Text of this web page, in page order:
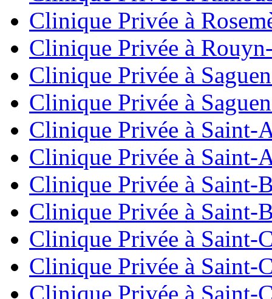
Clinique Privée à
Clinique Privée à
Clinique Privée à
Clinique Privée à
Clinique Privée à Saint-
Clinique Privée à Saint-
Clinique Privée à Saint-
Clinique Privée à
Clinique Privée à Saint-
Clinique Privée à Saint-
Clinique Privée à Saint-